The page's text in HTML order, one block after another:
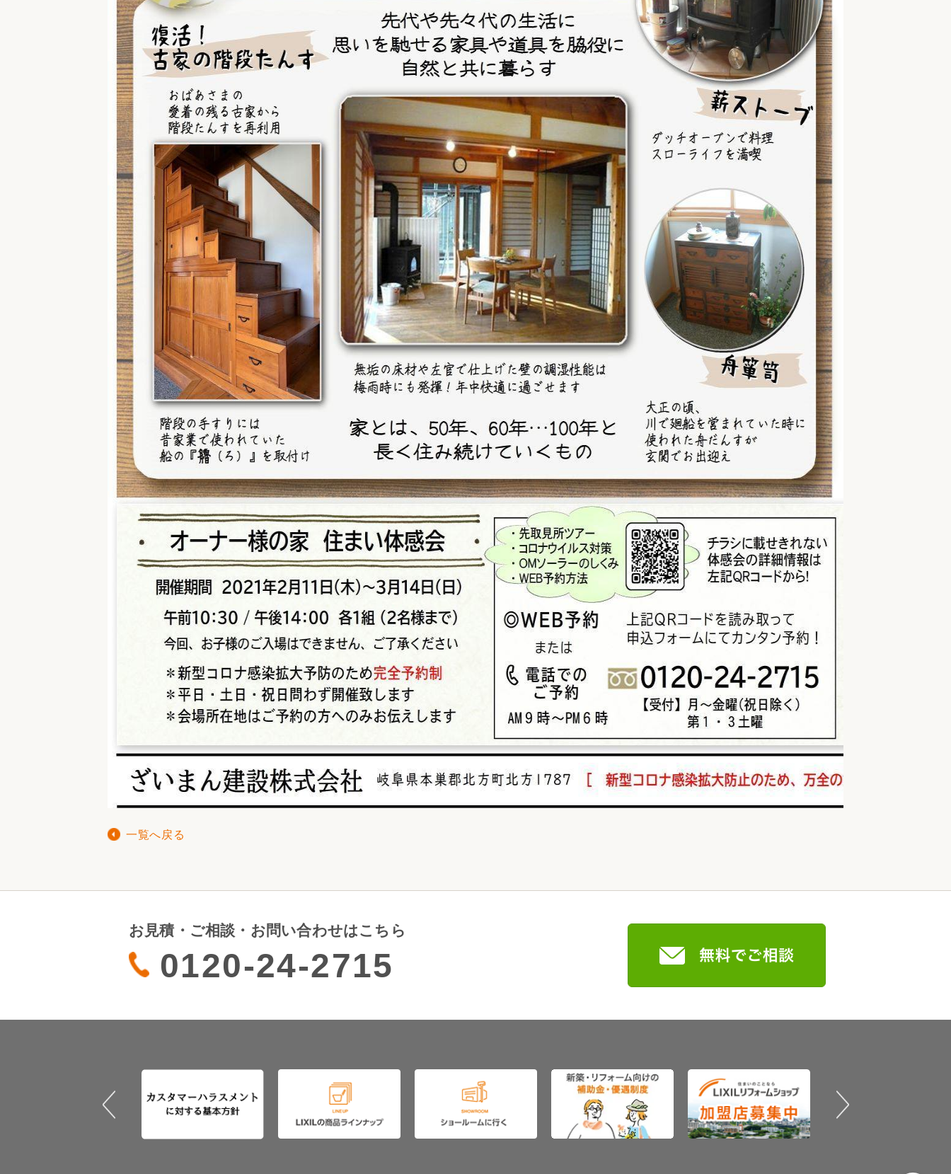
一覧へ戻る
お見積・ご相談・お問い合わせはこちら
0120-24-2715